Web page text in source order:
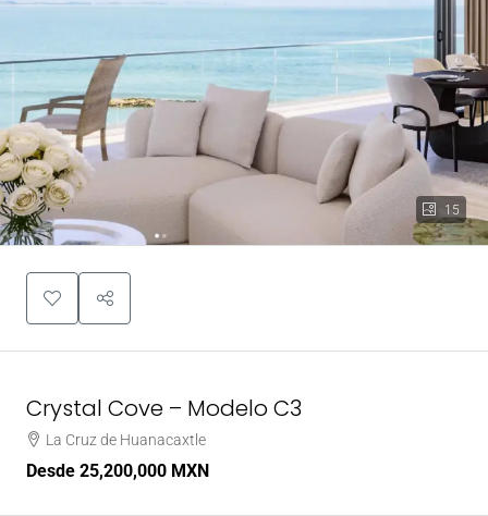
15
Crystal Cove – Modelo C3
La Cruz de Huanacaxtle
Desde 25,200,000 MXN